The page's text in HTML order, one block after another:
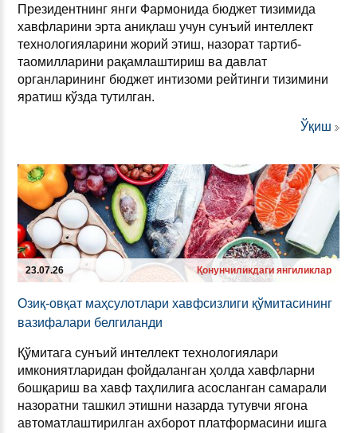
Президентнинг янги Фармонида бюджет тизимида
хавфларини эрта аниқлаш учун сунъий интеллект
технологияларини жорий этиш, назорат тартиб-
таомилларини рақамлаштириш ва давлат
органларининг бюджет интизоми рейтинги тизимини
яратиш кўзда тутилган.
Ўқиш
23.07.26 Қонунчиликдаги янгиликлар
Озиқ-овқат маҳсу­лот­ла­ри хав­фсиз­ли­ги қўми­та­си­нинг
ва­зи­фа­ла­ри бел­ги­лан­ди
Қўмитага сунъий интеллект технологиялари
имкониятларидан фойдаланган ҳолда хавфларни
бошқариш ва хавф таҳлилига асосланган самарали
назоратни ташкил этишни назарда тутувчи ягона
автоматлаштирилган ахборот платформасини ишга